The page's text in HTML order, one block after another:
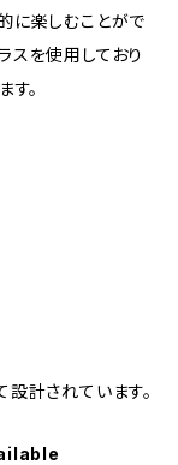
に楽しむことがで
スを使用しており
す。
計されています。